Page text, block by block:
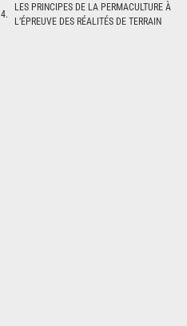
LES PRINCIPES DE LA PERMACULTURE À
L’ÉPREUVE DES RÉALITÉS DE TERRAIN